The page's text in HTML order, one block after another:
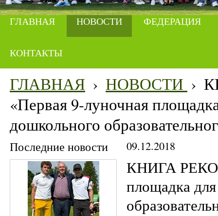
ГЛАВНАЯ НОВОСТИ ФЕДЕРАЦИЯ
КОНТАКТЫ
ГЛАВНАЯ › НОВОСТИ ›
«Первая 9-луночная
дошкольного
Последние новости 09.12.2018
КНИГА
площадка